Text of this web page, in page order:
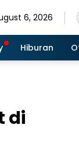
6, 2026
Hiburan
di